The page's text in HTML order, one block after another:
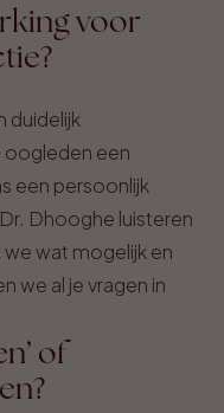
voor
duidelijk
oogleden een
een persoonlijk
Dhooghe luisteren
wat mogelijk en
we al je vragen in
of